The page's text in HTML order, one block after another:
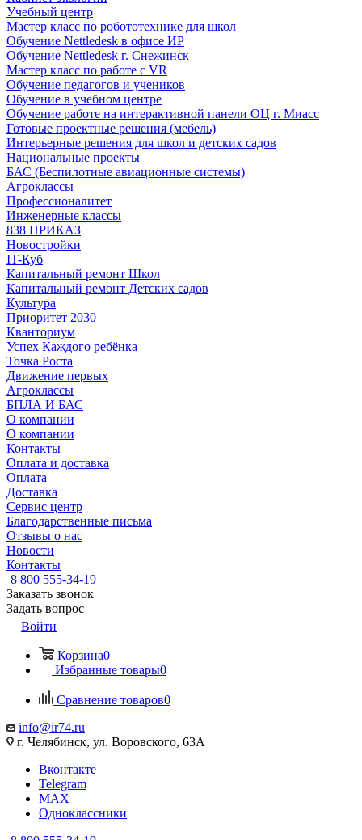
Учебный центр
Мастер класс по робототехнике для школ
Обучение Nettledesk в офисе ИР
Обучение Nettledesk г. Снежинск
Мастер класс по работе с VR
Обучение педагогов и учеников
Обучение в учебном центре
Обучение работе на интерактивной панели ОЦ г. Миасс
Готовые проектные решения (мебель)
Интерьерные решения для школ и детских садов
Национальные проекты
БАС (Беспилотные авиационные системы)
Агроклассы
Профессионалитет
Инженерные классы
838 ПРИКАЗ
Новостройки
IT-Куб
Капитальный ремонт Школ
Капитальный ремонт Детских садов
Культура
Приоритет 2030
Кванториум
Успех Каждого ребёнка
Точка Роста
Движение первых
Агроклассы
БПЛА И БАС
О компании
О компании
Контакты
Оплата и доставка
Оплата
Доставка
Сервис центр
Благодарственные письма
Отзывы о нас
Новости
Контакты
8 800 555-34-19
Заказать звонок
Задать вопрос
Войти
Корзина0
Избранные товары0
Сравнение товаров0
info@ir74.ru
г. Челябинск, ул. Воровского, 63А
Вконтакте
Telegram
MAX
Одноклассники